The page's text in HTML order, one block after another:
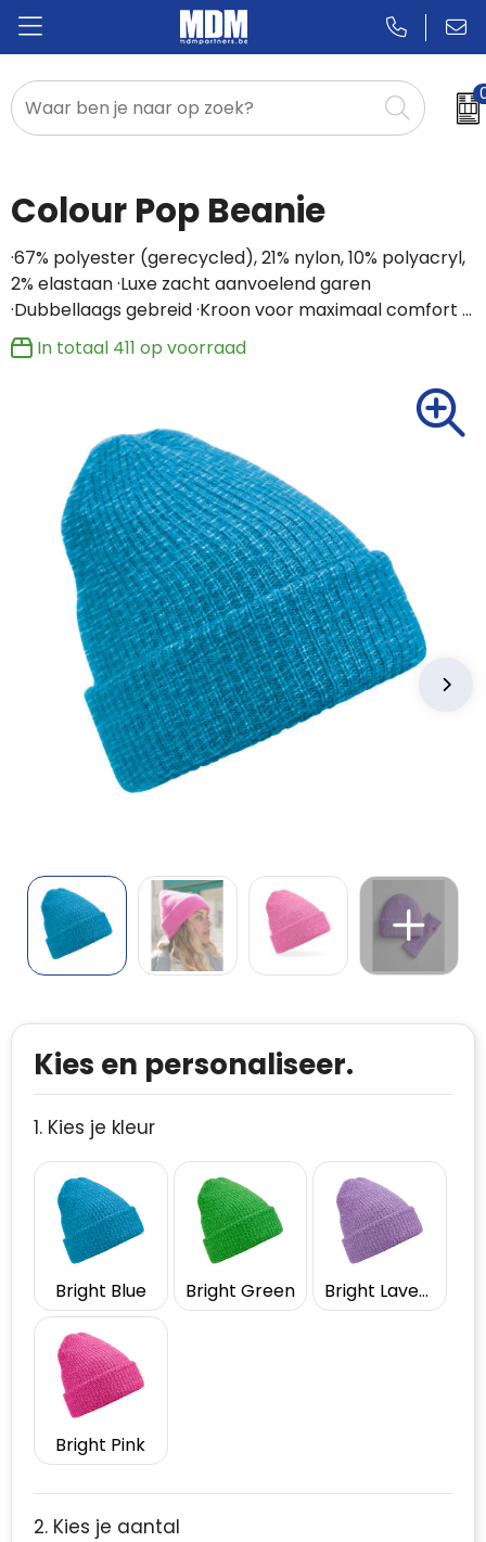
Relatiegeschenken
Sportkleding
Colour Pop Beanie
·67% polyester (gerecycled), 21% nylon, 10% polyacryl,
2% elastaan ·Luxe zacht aanvoelend garen
·Dubbellaags gebreid ·Kroon voor maximaal comfort …
In totaal 411 op voorraad
Kies en personaliseer.
1. Kies je kleur
Bright Blue Bright Green Bright Lavender
Bright Pink
2. Kies je aantal